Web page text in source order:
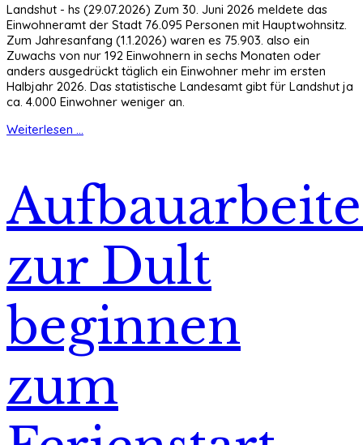
Landshut - hs (29.07.2026) Zum 30. Juni 2026 meldete das
Einwohneramt der Stadt 76.095 Personen mit Hauptwohnsitz.
Zum Jahresanfang (1.1.2026) waren es 75.903. also ein
Zuwachs von nur 192 Einwohnern in sechs Monaten oder
anders ausgedrückt täglich ein Einwohner mehr im ersten
Halbjahr 2026. Das statistische Landesamt gibt für Landshut ja
ca. 4.000 Einwohner weniger an.
Weiterlesen ...
zur Dult
beginnen
zum